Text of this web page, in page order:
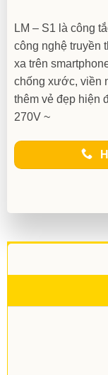
LM – S1 là công
công nghệ truyền
xa trên
chống xước, viền
thêm vẻ đẹp hiện
270V ~